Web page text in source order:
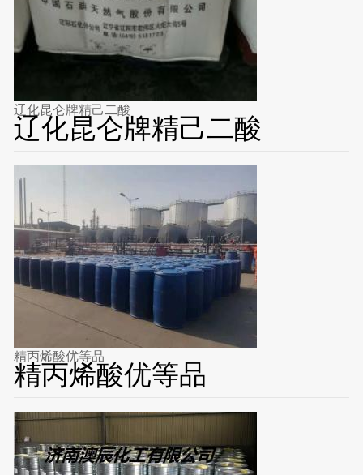
辽化昆仑牌精己二酸
辽化昆仑牌精己二酸
精丙烯酸优等品
精丙烯酸优等品